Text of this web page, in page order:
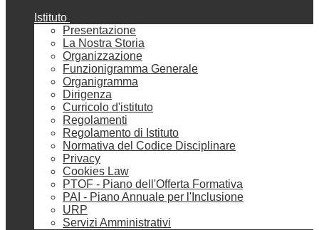
Istituto
Presentazione
La Nostra Storia
Organizzazione
Funzionigramma Generale
Organigramma
Dirigenza
Curricolo d'istituto
Regolamenti
Regolamento di Istituto
Normativa del Codice Disciplinare
Privacy
Cookies Law
PTOF - Piano dell'Offerta Formativa
PAI - Piano Annuale per l'Inclusione
URP
Servizi Amministrativi